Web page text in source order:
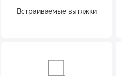
Встраиваемые вытяжки